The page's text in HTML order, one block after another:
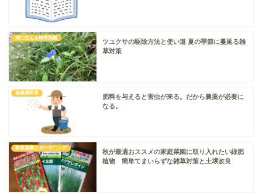
畑に生える雑草図鑑
ツユクサの駆除方法と使い道 夏の季節に蔓延る雑
草対策
無農薬野菜
肥料を与えると害虫が来る。だから農薬が必要に
なる。
家庭菜園とガーデニング
秋が最適おススメの家庭菜園に取り入れたい緑肥
植物 簡単てまいらずな雑草対策と土壌改良